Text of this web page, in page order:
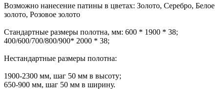
Возможно нанесение патины в цветах: Золото, Серебро, Белое
золото, Розовое золото
Стандартные размеры полотна, мм: 600 * 1900 * 38;
400/600/700/800/900* 2000 * 38;
Нестандартные размеры полотна:
1900-2300 мм, шаг 50 мм в высоту;
650-900 мм, шаг 50 мм в ширину.